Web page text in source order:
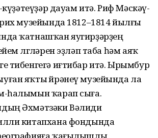
күҙәтеүҙәр дауам итә. Риф Мәскәү­
музейында 1812–1814 йылғы
ҡатнашҡан яугирҙәрҙең
өл­гөләрен эҙләп таба һәм аяҡ
тибенгегә иғтибар итә. Ырымбур
яҡты өйрәнеү музейында ла
һалымын ҡарап сыға.
Әхмәтзәки Вәлиди
китапхана фондында